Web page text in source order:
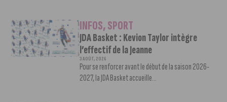
INFOS,SPORT
JDA Basket : Kevion Taylor intègre
l’effectif de la Jeanne
3 AOÛT, 2026
Pour se renforcer avant le début de la saison 2026-
2027, la JDA Basket accueille...